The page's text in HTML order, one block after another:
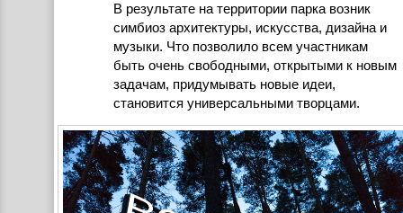
В результате на территории парка возник
симбиоз архитектуры, искусства, дизайна и
музыки. Что позволило всем участникам
быть очень свободными, открытыми к новым
задачам, придумывать новые идеи,
становится универсальными творцами.